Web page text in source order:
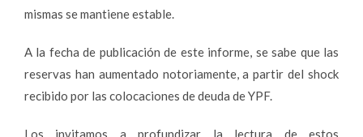
mismas se mantiene estable.
A la fecha de publicación de este informe, se sabe que las
reservas han aumentado notoriamente, a partir del shock
recibido por las colocaciones de deuda de YPF.
Los invitamos a profundizar la lectura de estos